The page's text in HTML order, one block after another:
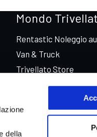
della
Mondo
Rentastic Noleggio
Van & Truck
Trivellato Store
Trivellato Racing
Aste automobili